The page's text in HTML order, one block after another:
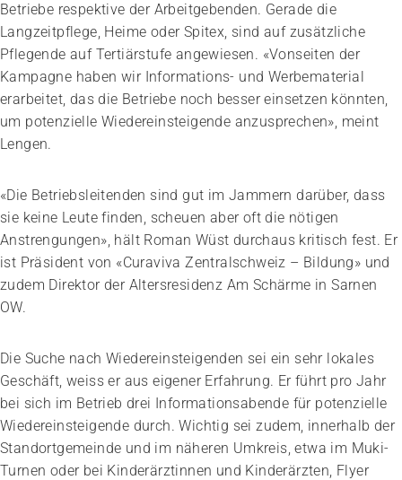
Betriebe respektive der Arbeitgebenden. Gerade die
Langzeitpflege, Heime oder Spitex, sind auf zusätzliche
Pflegende auf Tertiärstufe angewiesen. «Vonseiten der
Kampagne haben wir Informations- und Werbematerial
erarbeitet, das die Betriebe noch besser einsetzen könnten,
um potenzielle Wiedereinsteigende anzusprechen», meint
Lengen.
«Die Betriebsleitenden sind gut im Jammern darüber, dass
sie keine Leute finden, scheuen aber oft die nötigen
Anstrengungen», hält Roman Wüst durchaus kritisch fest. Er
ist Präsident von «Curaviva Zentralschweiz – Bildung» und
zudem Direktor der Altersresidenz Am Schärme in Sarnen
OW.
Die Suche nach Wiedereinsteigenden sei ein sehr lokales
Geschäft, weiss er aus eigener Erfahrung. Er führt pro Jahr
bei sich im Betrieb drei Informationsabende für potenzielle
Wiedereinsteigende durch. Wichtig sei zudem, innerhalb der
Standortgemeinde und im näheren Umkreis, etwa im Muki-
Turnen oder bei Kinderärztinnen und Kinderärzten, Flyer